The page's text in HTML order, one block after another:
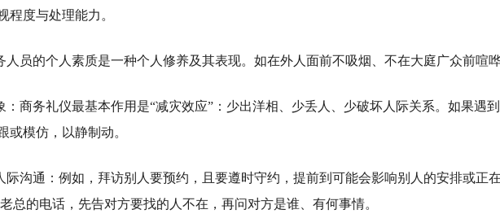
程度与处理能力。
人员的个人素质是一种个人修养及其表现。如在外人面前不吸烟、不在大庭广众前喧哗
：商务礼仪最基本作用是“减灾效应”：少出洋相、少丢人、少破坏人际关系。如果遇
或模仿，以静制动。
际沟通：例如，拜访别人要预约，且要遵时守约，提前到可能会影响别人的安排或正
总的电话，先告对方要找的人不在，再问对方是谁、有何事情。